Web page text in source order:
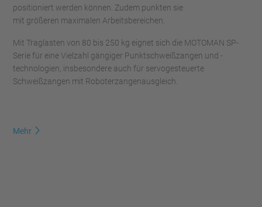
positioniert werden können. Zudem punkten sie
mit größeren maximalen Arbeitsbereichen.
Mit Traglasten von 80 bis 250 kg eignet sich die MOTOMAN SP-
Serie für eine Vielzahl gängiger Punktschweißzangen und -
technologien, insbesondere auch für servogesteuerte
Schweißzangen mit Roboterzangenausgleich.
Mehr